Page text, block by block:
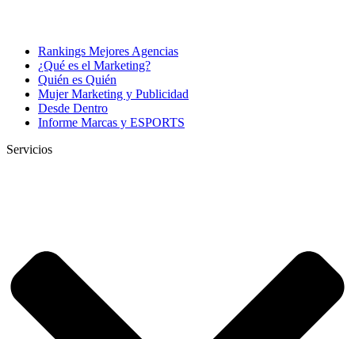
Rankings Mejores Agencias
¿Qué es el Marketing?
Quién es Quién
Mujer Marketing y Publicidad
Desde Dentro
Informe Marcas y ESPORTS
Servicios